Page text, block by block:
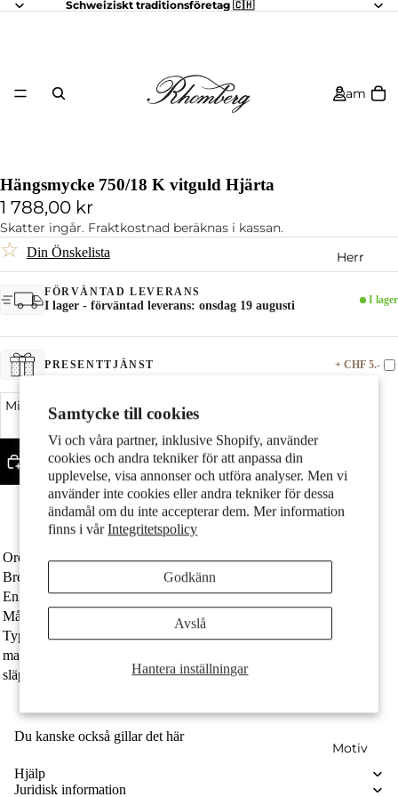
Samtycke till cookies
Vi och våra partner, inklusive Shopify, använder
cookies och andra tekniker för att anpassa din
upplevelse, visa annonser och utföra analyser. Men vi
använder inte cookies eller andra tekniker för dessa
ändamål om du inte accepterar dem. Mer information
finns i vårIntegritetspolicy
Hantera inställningar
Godkänn
Avslå
Schweiziskt traditionsföretag 🇨🇭
Dam
Herr
Motiv
Hängsmycke 750/18 K vitguld Hjärta
1 788,00 kr
Skatter ingår. Fraktkostnad beräknas i kassan.
☆ Din Önskelista
FÖRVÄNTAD LEVERANS
I lager - förväntad leverans: onsdag 19 augusti I lager
PRESENTTJÄNST + CHF 5.-
Minska kvantitet
Öka kvantitet
Lägg till i varukorgen
Tillverkad av återvunnet guld
Öglan har en innerdiameter på 3.6 mm
Fri frakt
Ordernummer
526267
Bredd
8 mm
Enhet
Styck
Målgrupp
damer
Typ av smycken
Hängsmycke
material
släpvagnsögla
3.6 mm
Du kanske också gillar det här
Hjälp
Juridisk information